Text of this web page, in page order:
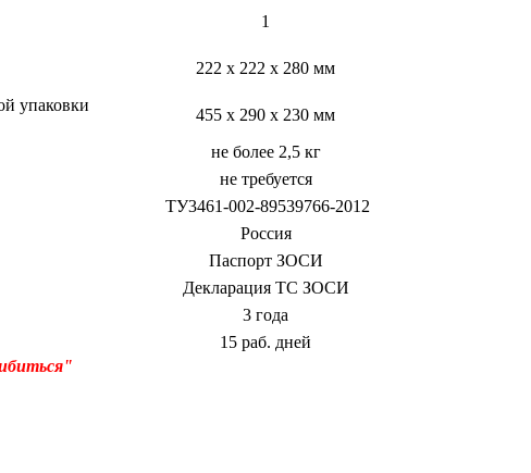
1
222 х 222 х 280 мм
упаковки
455 х 290 х 230 мм
не более 2,5 кг
не требуется
ТУ3461-002-89539766-2012
Россия
Паспорт ЗОСИ
Декларация ТС ЗОСИ
3 года
15 раб. дней